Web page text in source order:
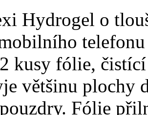
Hydrogel o
kusy fólie,
většinu plochy
Fólie